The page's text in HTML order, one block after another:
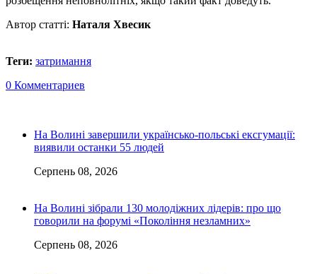
Автор статті: Наталя Хвесик
Теги: затримання
0 Комментариев
На Волині завершили українсько-польські ексгумації:
виявили останки 55 людей
Серпень 08, 2026
На Волині зібрали 130 молодіжних лідерів: про що
говорили на форумі «Покоління незламних»
Серпень 08, 2026